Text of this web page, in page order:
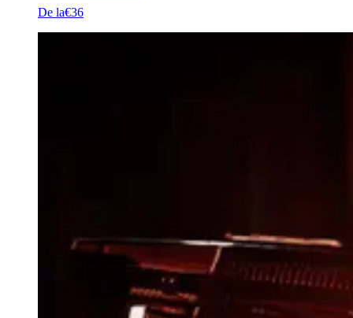
De la€36